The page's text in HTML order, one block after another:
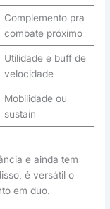
Complemento pra
combate próximo
Utilidade e buff de
velocidade
Mobilidade ou
sustain
e ainda tem
é versátil o
em duo.